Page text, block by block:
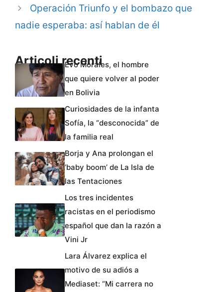
Operación Triunfo y el bombazo que
nadie esperaba: así hablan de él
Articoli recentiEvo Morales, el hombre
que quiere volver al poder
en Bolivia
Curiosidades de la infanta
Sofía, la “desconocida” de
la familia real
Borja y Ana prolongan el
‘baby boom’ de La Isla de
las Tentaciones
Los tres incidentes
racistas en el periodismo
español que dan la razón a
Vini Jr
Lara Álvarez explica el
motivo de su adiós a
Mediaset: “Mi carrera no